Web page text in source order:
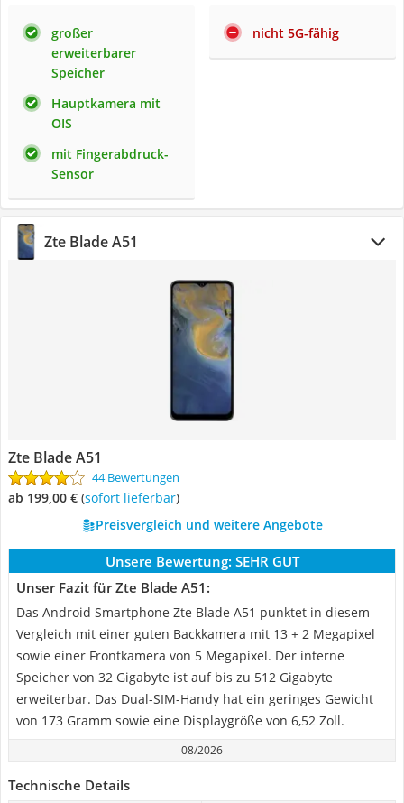
großer
erweiterbarer
Speicher
Hauptkamera mit
OIS
mit Fingerabdruck-
Sensor
nicht 5G-fähig
Zte Blade A51
Zte Blade A51
44 Bewertungen
ab 199,00 € ( Sofort lieferbar)
Preisvergleich und weitere Angebote
Unsere Bewertung: SEHR GUT
Unser Fazit für Zte Blade A51:
Das Android Smartphone Zte Blade A51 punktet in diesem
Vergleich mit einer guten Backkamera mit 13 + 2 Megapixel
sowie einer Frontkamera von 5 Megapixel. Der interne
Speicher von 32 Gigabyte ist auf bis zu 512 Gigabyte
erweiterbar. Das Dual-SIM-Handy hat ein geringes Gewicht
von 173 Gramm sowie eine Displaygröße von 6,52 Zoll.
08/2026
Technische Details